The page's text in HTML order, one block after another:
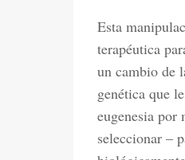
Esta
terapéutica
un cambio de
genética que
eugenesia por
seleccionar –